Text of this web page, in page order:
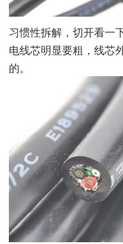
习惯性拆解，切开看一
电线芯明显要粗，线芯
的。